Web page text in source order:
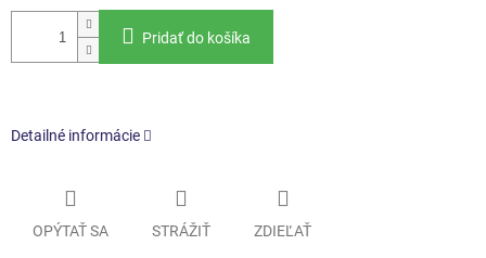
Pridať do košíka
Detailné informácie
OPÝTAŤ SA STRÁŽIŤ ZDIEĽAŤ